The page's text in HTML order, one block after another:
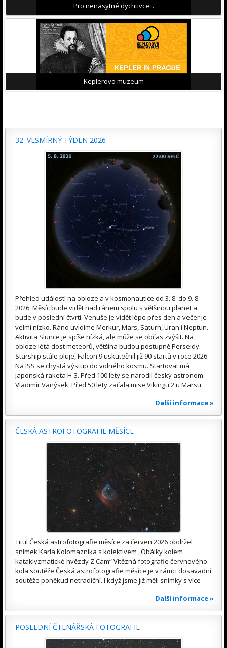
Pro nenasytné dychtivce...
Keplerovo muzeum
32. VESMÍRNÝ TÝDEN 2026
Přehled událostí na obloze a v kosmonautice od 3. 8. do 9. 8.
2026. Měsíc bude vidět nad ránem spolu s většinou planet a
bude v poslední čtvrti. Venuše je vidět lépe přes den a večer je
velmi nízko. Ráno uvidíme Merkur, Mars, Saturn, Uran i Neptun.
Aktivita Slunce je spíše nízká, ale může se občas zvýšit. Na
obloze létá dost meteorů, většina budou postupně Perseidy.
Starship stále pluje, Falcon 9 uskutečnil již 90 startů v roce 2026.
Na ISS se chystá výstup do volného kosmu. Startovat má
japonská raketa H-3. Před 100 lety se narodil český astronom
Vladimír Vanýsek. Před 50 lety začala mise Vikingu 2 u Marsu.
Další informace »
ČESKÁ ASTROFOTOGRAFIE MĚSÍCE
Titul Česká astrofotografie měsíce za červen 2026 obdržel
snímek Karla Kolomazníka s kolektivem „Obálky kolem
kataklyzmatické hvězdy Z Cam“ Vítězná fotografie červnového
kola soutěže Česká astrofotografie měsíce je v rámci dosavadní
soutěže poněkud netradiční. I když jsme již měli snímky s více
Další informace »
POSLEDNÍ ČTENÁŘSKÁ FOTOGRAFIE